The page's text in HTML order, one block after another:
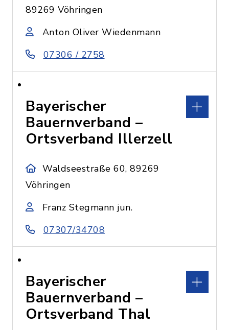
89269 Vöhringen
Anton Oliver Wiedenmann
07306 / 2758
Bayerischer
Bauernverband –
Ortsverband Illerzell
Waldseestraße 60, 89269
Vöhringen
Franz Stegmann jun.
07307/34708
Bayerischer
Bauernverband –
Ortsverband Thal